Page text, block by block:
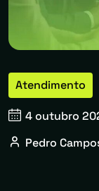
Atendimento
4 outubro
Pedro